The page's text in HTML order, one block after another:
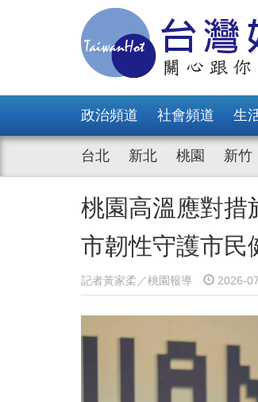
政治頻道 社會頻道 生
台北 新北 桃園 新竹
桃園高溫應對
市韌性守護市民
記者黃家柔／桃園報導 2026-